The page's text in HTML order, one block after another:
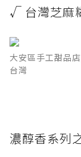
√ 台灣芝麻
大安區手工甜品
台灣
濃醇香系列